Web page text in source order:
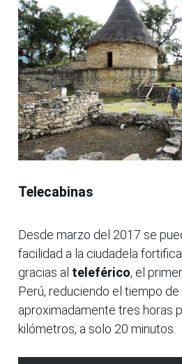
Telecabinas
Desde marzo del 2017 se
facilidad a la ciudadela
gracias al teleférico, el
Perú, reduciendo el tiempo de
aproximadamente tres horas
kilómetros, a solo 20 minutos.